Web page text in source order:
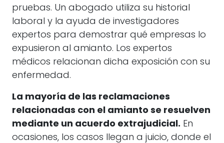
pruebas. Un abogado utiliza su historial
laboral y la ayuda de investigadores
expertos para demostrar qué empresas lo
expusieron al amianto. Los expertos
médicos relacionan dicha exposición con su
enfermedad.
La mayoría de las reclamaciones
relacionadas con el amianto se resuelven
mediante un acuerdo extrajudicial. En
ocasiones, los casos llegan a juicio, donde el